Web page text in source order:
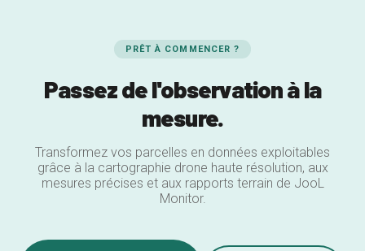
PRÊT À COMMENCER ?
Passez de l'observation à la
mesure.
Transformez vos parcelles en données exploitables
grâce à la cartographie drone haute résolution, aux
mesures précises et aux rapports terrain de JooL
Monitor.